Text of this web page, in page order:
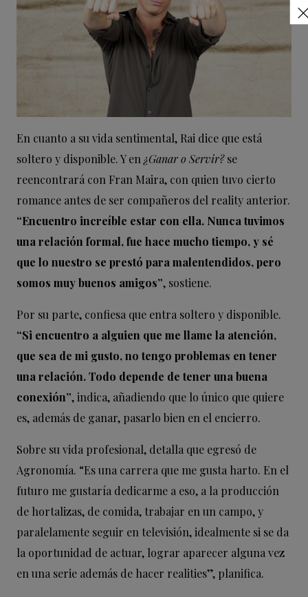
En cuanto a su vida sentimental, Rai dice que está
soltero y disponible. Y en¿Ganar o Servir?se
reencontrará con Fran Maira, con quien tuvo cierto
romance antes de ser compañeros del reality anterior.
“Encuentro increíble estar con ella. Nunca tuvimos
una relación formal, fue hace mucho tiempo, y sé
que lo nuestro se prestó para malentendidos, pero
somos muy buenos amigos”, sostiene.
Por su parte, confiesa que entra soltero y disponible.
“Si encuentro a alguien que me llame la atención,
que sea de mi gusto, no tengo problemas en tener
una relación. Todo depende de tener una buena
conexión”, indica, añadiendo que lo único que quiere
es, además de ganar, pasarlo bien en el encierro.
Sobre su vida profesional, detalla que egresó de
Agronomía. “Es una carrera que me gusta harto. En el
futuro me gustaría dedicarme a eso, a la producción
de hortalizas, de comida, trabajar en un campo, y
paralelamente seguir en televisión, idealmente si se da
la oportunidad de actuar, lograr aparecer alguna vez
en una serie además de hacer realities”, planifica.